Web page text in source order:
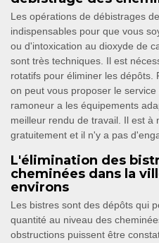
Les opérations de débistrages
indispensables pour que vous
ou d'intoxication au dioxyde de
sont très techniques. Il est
rotatifs pour éliminer les dépôts.
on peut vous proposer le
ramoneur a les équipements
meilleur rendu de travail. Il est à
gratuitement et il n'y a pas
L'élimination des
cheminées dans la
environs
Les bistres sont des dépôts qui
quantité au niveau des
obstructions puissent être